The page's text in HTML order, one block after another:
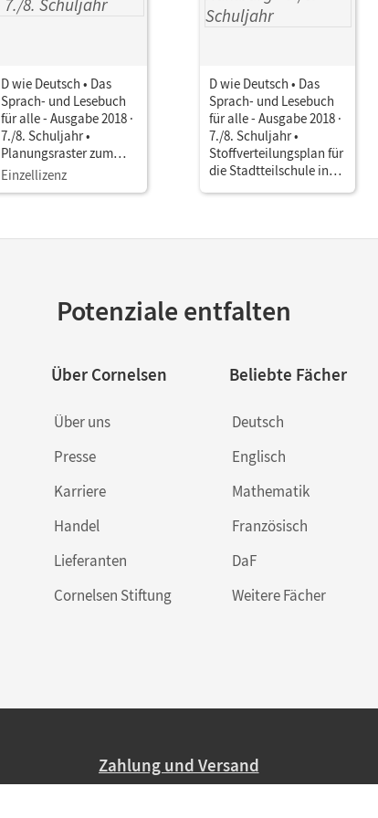
D wie Deutsch • Das
Sprach- und Lesebuch
für alle - Ausgabe 2018 ·
7./8. Schuljahr •
Planungsraster zum
Rechtschreibrahmen
Einzellizenz
D wie Deutsch • Das
Sprach- und Lesebuch
für alle - Ausgabe 2018 ·
7./8. Schuljahr •
Stoffverteilungsplan für
die Stadtteilschule in
Potenziale entfalten
Über Cornelsen
Über uns
Presse
Karriere
Handel
Lieferanten
Cornelsen Stiftung
Beliebte Fächer
Deutsch
Englisch
Mathematik
Französisch
DaF
Weitere Fächer
Zahlung und Versand